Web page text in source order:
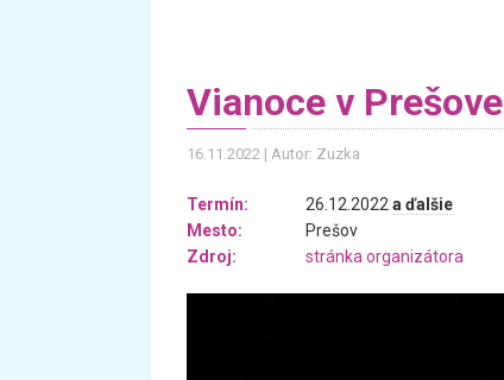
Vianoce v Prešove
16.11.2022 Autor: Zuzka
Termín: 26.12.2022 a ďalšie
Mesto:
Prešov
Zdroj:
stránka organizátora